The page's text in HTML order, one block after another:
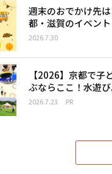
週末のおでかけ先
都・滋賀のイベン
2026.7.30
【2026】京都で子
ぶならここ！水遊
2026.7.23 PR